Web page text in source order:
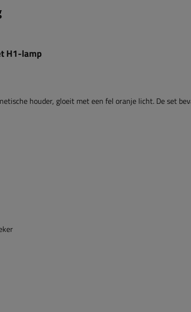
H1-lamp
houder, gloeit met een fel oranje licht. De set